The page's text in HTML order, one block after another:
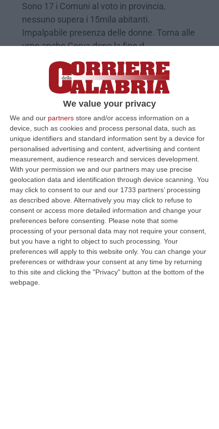
We value your privacy
We and our partners store and/or access information on a
device, such as cookies and process personal data, such as
unique identifiers and standard information sent by a device for
personalised advertising and content, advertising and content
measurement, audience research and services development.
With your permission we and our partners may use precise
geolocation data and identification through device scanning. You
may click to consent to our and our 1733 partners’ processing
as described above. Alternatively you may click to refuse to
consent or access more detailed information and change your
preferences before consenting.
Please note that some
processing of your personal data may not require your consent,
but you have a right to object to such processing. Your
preferences will apply to this website only. You can change your
preferences or withdraw your consent at any time by returning
to this site and clicking the "Privacy" button at the bottom of the
webpage.
Sono 17 i Comuni al voto in provincia,
nessuno supera i 15mila abitanti.
Impalpabile presenza delle donne. Torna alle
urne anche Cerva dopo la fine d…
Pubblicato il: 25/04/26 – 15:02
«Se a breve non cambia nulla presenterò
denuncia per interruzione di pubblico
servizio»
Il sindaco di Belcastro dopo aver emesso
l’ordinanza con cui vieta ai propri concittadini
di non ammalarsi per mancanza di servizi
sanitari nel paese